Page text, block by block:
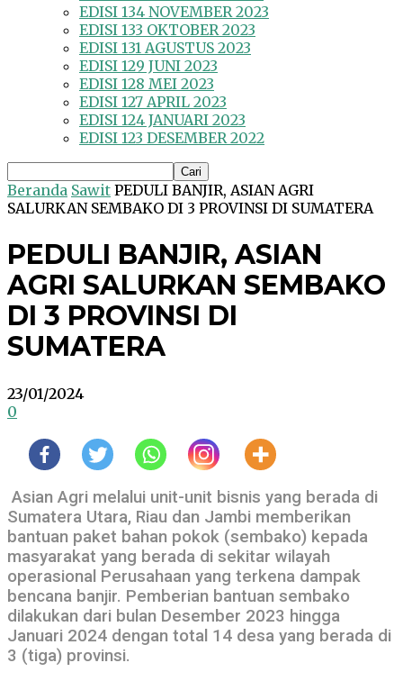
EDISI 134 NOVEMBER 2023
EDISI 133 OKTOBER 2023
EDISI 131 AGUSTUS 2023
EDISI 129 JUNI 2023
EDISI 128 MEI 2023
EDISI 127 APRIL 2023
EDISI 124 JANUARI 2023
EDISI 123 DESEMBER 2022
Beranda Sawit PEDULI BANJIR, ASIAN AGRI
SALURKAN SEMBAKO DI 3 PROVINSI DI SUMATERA
PEDULI BANJIR, ASIAN
AGRI SALURKAN SEMBAKO
DI 3 PROVINSI DI
SUMATERA
23/01/2024
0
Asian Agri melalui unit-unit bisnis yang berada di
Sumatera Utara, Riau dan Jambi memberikan
bantuan paket bahan pokok (sembako) kepada
masyarakat yang berada di sekitar wilayah
operasional Perusahaan yang terkena dampak
bencana banjir. Pemberian bantuan sembako
dilakukan dari bulan Desember 2023 hingga
Januari 2024 dengan total 14 desa yang berada di
3 (tiga) provinsi.